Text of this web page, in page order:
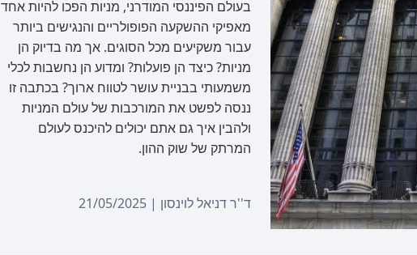
בעולם הפיננסי המודרני, מניות הפכו להיות אחד
מאפיקי ההשקעה הפופולריים והנגישים ביותר
עבור משקיעים מכל הסוגים. אך מה בדיוק הן
מניות? כיצד הן פועלות? ומדוע הן נחשבות לכלי
משמעותי בבניית עושר לטווח ארוך? בכתבה זו
ננסה לפשט את המורכבות של עולם המניות
ולהבין איך גם אתם יכולים להיכנס לעולם
המרתק של שוק ההון.
ד''ר דניאל לוינסון | 21/05/2025